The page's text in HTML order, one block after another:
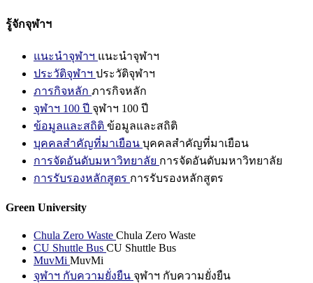
รู้จักจุฬาฯ
แนะนำจุฬาฯ แนะนำจุฬาฯ
ประวัติจุฬาฯ ประวัติจุฬาฯ
ภารกิจหลัก ภารกิจหลัก
จุฬาฯ 100 ปี จุฬาฯ 100 ปี
ข้อมูลและสถิติ ข้อมูลและสถิติ
บุคคลสำคัญที่มาเยือน บุคคลสำคัญที่มาเยือน
การจัดอันดับมหาวิทยาลัย การจัดอันดับมหาวิทยาลัย
การรับรองหลักสูตร การรับรองหลักสูตร
Green University
Chula Zero Waste Chula Zero Waste
CU Shuttle Bus CU Shuttle Bus
MuvMi MuvMi
จุฬาฯ กับความยั่งยืน จุฬาฯ กับความยั่งยืน